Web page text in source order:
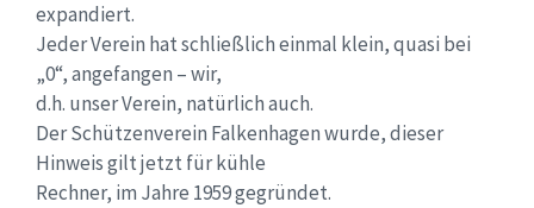
expandiert.
Jeder Verein hat schließlich einmal klein, quasi bei
„0“, angefangen – wir,
d.h. unser Verein, natürlich auch.
Der Schützenverein Falkenhagen wurde, dieser
Hinweis gilt jetzt für kühle
Rechner, im Jahre 1959 gegründet.